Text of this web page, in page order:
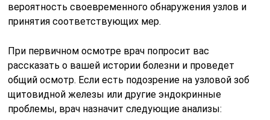
вероятность своевременного обнаружения узлов и
принятия соответствующих мер.
При первичном осмотре врач попросит вас
рассказать о вашей истории болезни и проведет
общий осмотр. Если есть подозрение на узловой зоб
щитовидной железы или другие эндокринные
проблемы, врач назначит следующие анализы: